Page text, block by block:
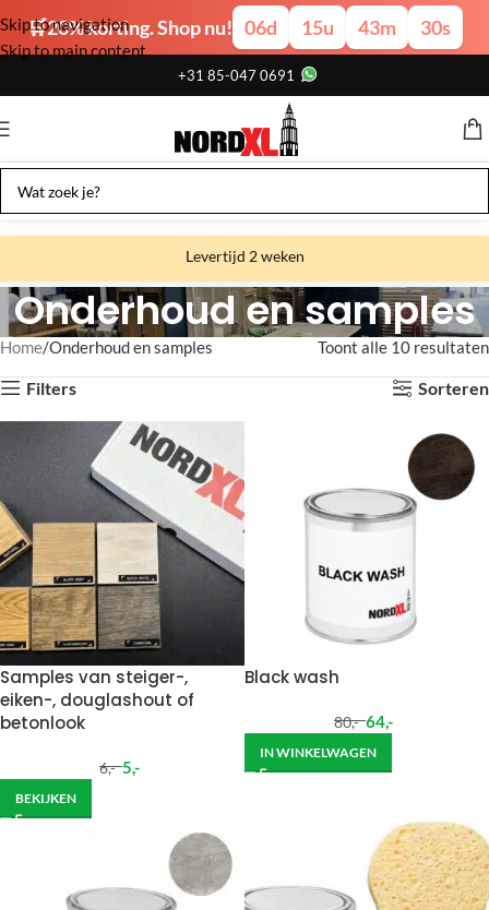
🛒20% korting. Shop nu! 06d 15u 43m 29s
Skip to navigation
Skip to main content
+31 85-047 0691
Levertijd 2 weken
Gratis verzending
Gratis afhalen
Showroom bij fabriek
Onderhoud en samples
Home Onderhoud en samples Toont alle 10 resultaten
Filters Sorteren
Samples van steiger-,
eiken-, douglashout of
betonlook
6,- 5,-
BEKIJKEN
Black wash
80,- 64,-
IN WINKELWAGEN